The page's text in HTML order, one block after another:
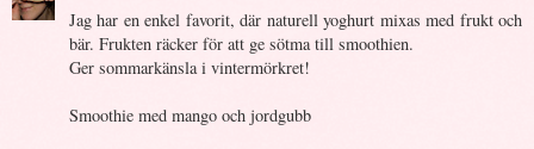
Jag har en enkel favorit, där naturell yoghurt mixas med frukt och
bär. Frukten räcker för att ge sötma till smoothien.
Ger sommarkänsla i vintermörkret!
Smoothie med mango och jordgubb